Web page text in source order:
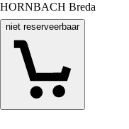
HORNBACH Breda
niet reserveerbaar